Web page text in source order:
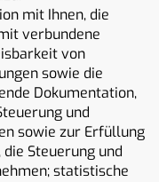
mit Ihnen, die
verbundene
von
sowie die
Dokumentation,
und
sowie zur Erfüllung
Steuerung und
statistische